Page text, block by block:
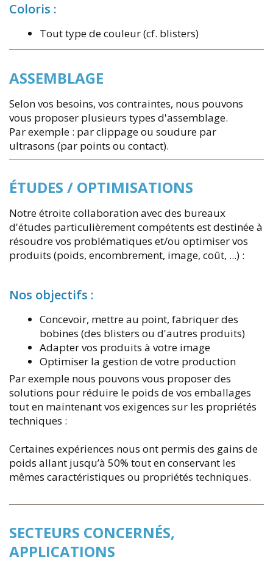
Coloris :
Tout type de couleur (cf. blisters)
ASSEMBLAGE
Selon vos besoins, vos contraintes, nous pouvons
vous proposer plusieurs types d'assemblage.
Par exemple : par clippage ou soudure par
ultrasons (par points ou contact).
ÉTUDES / OPTIMISATIONS
Notre étroite collaboration avec des bureaux
d'études particulièrement compétents est destinée à
résoudre vos problématiques et/ou optimiser vos
produits (poids, encombrement, image, coût, ...) :
Nos objectifs :
Concevoir, mettre au point, fabriquer des
bobines (des blisters ou d'autres produits)
Adapter vos produits à votre image
Optimiser la gestion de votre production
Par exemple nous pouvons vous proposer des
solutions pour réduire le poids de vos emballages
tout en maintenant vos exigences sur les propriétés
techniques :
Certaines expériences nous ont permis des gains de
poids allant jusqu’à 50% tout en conservant les
mêmes caractéristiques ou propriétés techniques.
SECTEURS CONCERNÉS,
APPLICATIONS